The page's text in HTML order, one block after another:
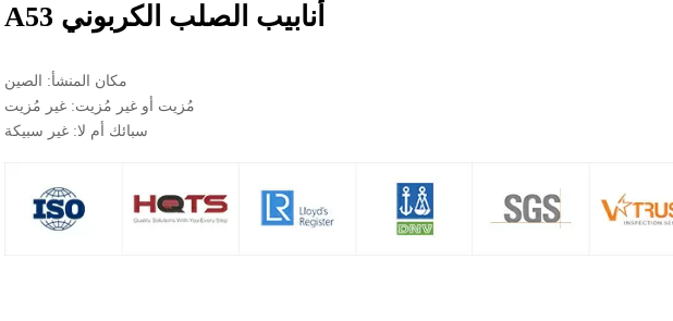
أنابيب الصلب الكربوني A53
مكان المنشأ: الصين
مُزيت أو غير مُزيت: غير مُزيت
سبائك أم لا: غير سبيكة